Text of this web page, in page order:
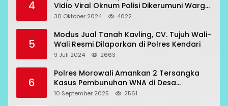
4
Vidio Viral Oknum Polisi Dikerumuni Warga
Bahodopi
30 Oktober 2024 4022
5
Modus Jual Tanah Kavling, CV. Tujuh Wali-
Wali Resmi Dilaporkan di Polres Kendari
9 Juli 2024 2663
6
Polres Morowali Amankan 2 Tersangka
Kasus Pembunuhan WNA di Desa
Topogaro
10 September 2025 2561